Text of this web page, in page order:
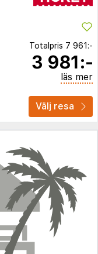
Totalpris 7 961:-
3 981:-
läs mer
Välj resa